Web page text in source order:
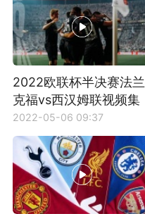
2022欧联杯半决赛法兰
克福vs西汉姆联视频集
锦
2022-05-06 09:37